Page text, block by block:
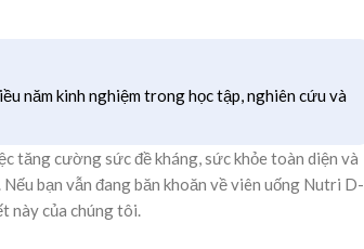
năm kinh nghiệm trong học tập, nghiên cứu và
tăng cường sức đề kháng, sức khỏe toàn diện và
bạn vẫn đang băn khoăn về viên uống Nutri D-
này của chúng tôi.